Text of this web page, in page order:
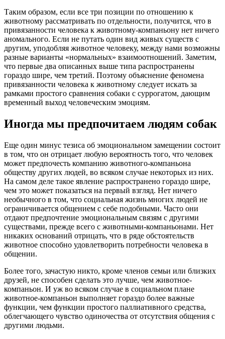
Таким образом, если все три позиции по отношению к
животному рассматривать по отдельности, получится, что в
привязанности человека к животному-компаньону нет ничего
аномального. Если не путать один вид живых существ с
другим, уподобляя животное человеку, между нами возможны
разные варианты «нормальных» взаимоотношений. Заметим,
что первые два описанных выше типа распространены
гораздо шире, чем третий. Поэтому объяснение феномена
привязанности человека к животному следует искать за
рамками простого сравнения собаки с суррогатом, дающим
временный выход человеческим эмоциям.
Иногда мы предпочитаем людям собак
Еще один минус тезиса об эмоциональном замещении состоит
в том, что он отрицает любую вероятность того, что человек
может предпочесть компанию животного-компаньона
обществу других людей, во всяком случае некоторых из них.
На самом деле такое явление распространено гораздо шире,
чем это может показаться на первый взгляд. Нет ничего
необычного в том, что социальная жизнь многих людей не
ограничивается общением с себе подобными. Часто они
отдают предпочтение эмоциональным связям с другими
существами, прежде всего с животными-компаньонами. Нет
никаких оснований отрицать, что в ряде обстоятельств
животное способно удовлетворить потребности человека в
общении.
Более того, зачастую никто, кроме членов семьи или близких
друзей, не способен сделать это лучше, чем животное-
компаньон. И уж во всяком случае в социальном плане
животное-компаньон выполняет гораздо более важные
функции, чем функции простого паллиативного средства,
облегчающего чувство одиночества от отсутствия общения с
другими людьми.